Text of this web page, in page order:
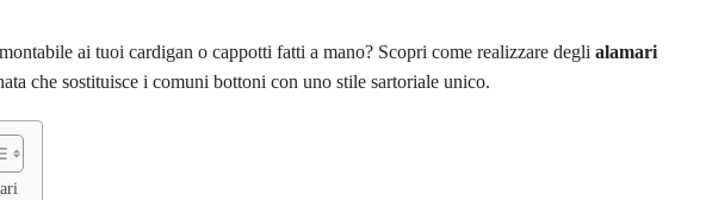
ai tuoi cardigan o cappotti fatti a mano? Scopri come realizzare degli alamari
che sostituisce i comuni bottoni con uno stile sartoriale unico.